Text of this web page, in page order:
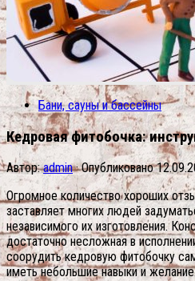
Бани, сауны и бассейны
Кедровая фитобочка:
Автор:admin · Опубликовано
Огромное количество хороших
заставляет многих людей
независимого их изготовления.
достаточно несложная в
соорудить кедровую фитобочку
иметь небольшие навыки и